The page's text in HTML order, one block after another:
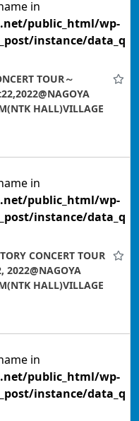
in
public_html/wp-
instance/data_q
TOUR～
HALL)VILLAGE
in
public_html/wp-
instance/data_q
CONCERT TOUR
HALL)VILLAGE
in
public_html/wp-
instance/data_q